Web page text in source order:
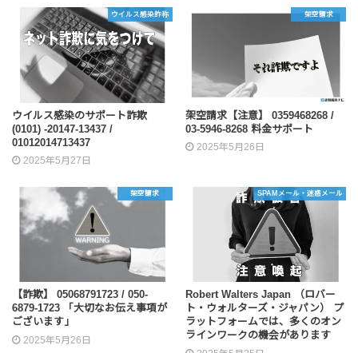
ウイルス感染詐称
ウイルス感染のサポート詐欺
(0101) -20147-13437 /
01012014713437
2025年5月27日
架空請求
架空請求【注意】 0359468268 /
03-5946-8268 料金サポート
2025年5月26日
架空請求
【詐欺】 05068791723 / 050-
6879-1723 「大切なお伝え事項が
ございます」
2025年5月26日
SPAMメール・迷惑メール
Robert Walters Japan （ロバー
ト・ウォルターズ・ジャパン） プ
ラットフォームでは、多くのオン
ラインワークの機会があります